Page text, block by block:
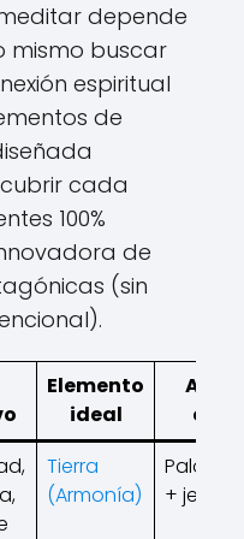
depende
mismo buscar
espiritual
de
cada
100%
de
(sin
Elemento
ideal
Tierra
(Armonía)
Palo
+